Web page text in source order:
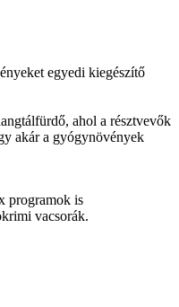
egyedi kiegészítő
ahol a résztvevők
akár a gyógynövények
programok is
vacsorák.